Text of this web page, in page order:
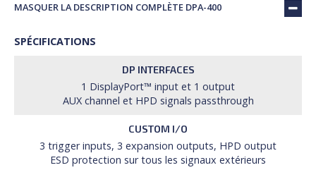
MASQUER LA DESCRIPTION COMPLÈTE DPA-400
SPÉCIFICATIONS
DP INTERFACES
1 DisplayPort™ input et 1 output
AUX channel et HPD signals passthrough
CUSTOM I/O
3 trigger inputs, 3 expansion outputs, HPD output
ESD protection sur tous les signaux extérieurs